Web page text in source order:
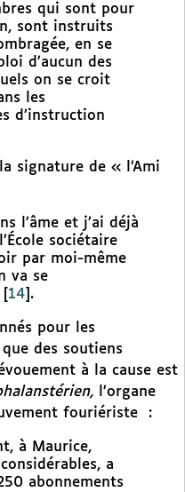
qui sont pour
sont instruits
en se
d’aucun des
on se croit
les
d’instruction
signature de « l’Ami
l’âme et j’ai déjà
sociétaire
par moi-même
va se
14 .
pour les
des soutiens
à la cause est
l’organe
fouriériste
:
à Maurice,
a
abonnements